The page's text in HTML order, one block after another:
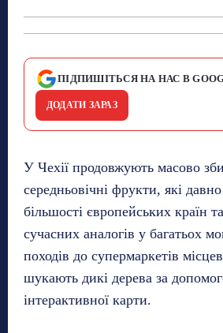
ПІДПИШІТЬСЯ НА НАС В
ДОДАТИ ЗАРАЗ
У Чехії продовжують масово
середньовічні фрукти, які
більшості європейських країн
сучасних аналогів у багатьох
походів до супермаркетів
шукають дикі дерева за
інтерактивної карти.